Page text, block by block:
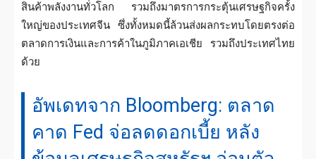
สินค้าพลังงานทั่วโลก รวมถึงมาตรการกระตุ้นเศรษฐกิจครั้ง
ใหญ่ของประเทศจีน ซึ่งทั้งหมดนี้ล้วนส่งผลกระทบโดยตรงต่อ
ตลาดการเงินและการค้าในภูมิภาคเอเชีย รวมถึงประเทศไทย
ด้วย
อัพเดทจาก Bloomberg: ตลาด
คาด Fed จ่อลดดอกเบี้ย หลัง